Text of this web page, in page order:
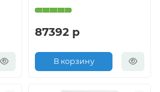
87392 р
В корзину